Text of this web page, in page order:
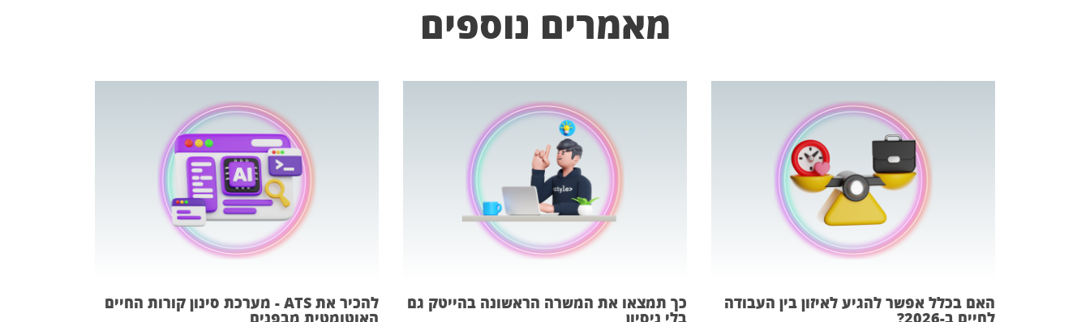
מאמרים נוספים
האם בכלל אפשר להגיע לאיזון בין העבודה
לחיים ב-2026?
כך תמצאו את המשרה הראשונה בהייטק גם
בלי ניסיון
להכיר את ATS - מערכת סינון קורות החיים
האוטומטית מבפנים